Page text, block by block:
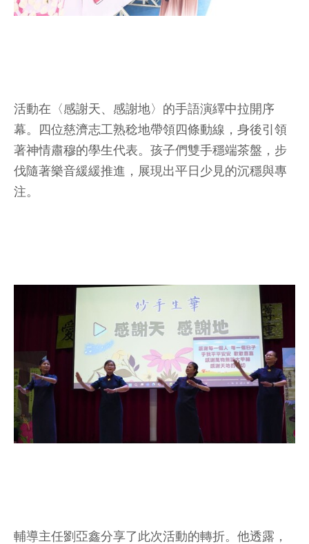
活動在〈感謝天、感謝地〉的手語演繹中拉開序
幕。四位慈濟志工熟稔地帶領四條動線，身後引領
著神情肅穆的學生代表。孩子們雙手穩端茶盤，步
伐隨著樂音緩緩推進，展現出平日少見的沉穩與專
注。
輔導主任劉亞鑫分享了此次活動的轉折。他透露，